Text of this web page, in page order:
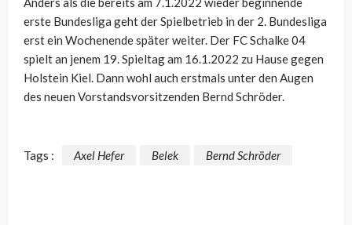
erste Bundesliga geht der Spielbetrieb in der 2. Bundesliga
erst ein Wochenende später weiter. Der FC Schalke 04
spielt an jenem 19. Spieltag am 16.1.2022 zu Hause gegen
Holstein Kiel. Dann wohl auch erstmals unter den Augen
des neuen Vorstandsvorsitzenden Bernd Schröder.
Tags : Axel Hefer Belek Bernd Schröder